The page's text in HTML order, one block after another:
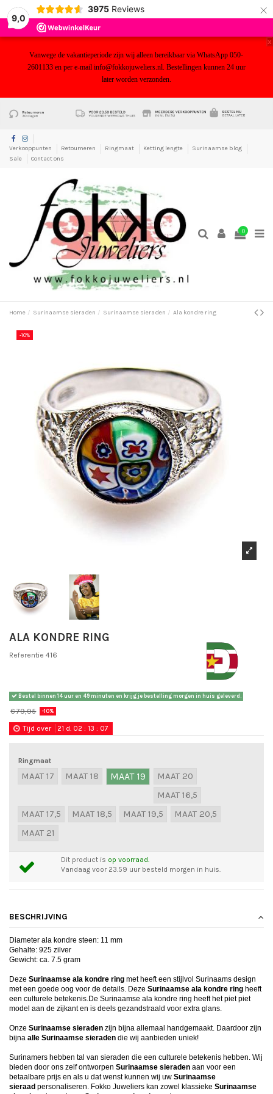
9,0
3975 Reviews ×
Vanwege de vakantieperiode zijn wij alleen bereikbaar via WhatsApp 050-
2601133 en per e-mail info@fokkojuweliers.nl. Bestellingen kunnen 24 uur
later worden verzonden.
x
Verkooppunten Retourneren Ringmaat Ketting lengte
Surinaamse blog
Sale
Contact ons
0
Home Surinaamse sieraden Surinaamse sieraden Ala kondre ring
-10%
ALA KONDRE RING
Referentie 416
Bestel binnen 14 uur en 49 minuten en krijg je bestelling morgen in huis geleverd.
€ 79,95 -10%
Tijd over 21 d. 02 :13 : 07
Ringmaat
MAAT 17 MAAT 18 MAAT 19
MAAT 20
MAAT 16,5
MAAT 17,5
MAAT 18,5 MAAT 19,5
MAAT 20,5
MAAT 21
Dit product is op voorraad.
Vandaag voor 23.59 uur besteld morgen in huis.
BESCHRIJVING
Diameter ala kondre steen: 11 mm
Gehalte: 925 zilver
Gewicht: ca. 7.5 gram
Deze Surinaamse ala kondre ring met heeft een stijlvol Surinaams design
met een goede oog voor de details. Deze Surinaamse ala kondre ring heeft
een culturele betekenis. De Surinaamse ala kondre ring heeft het piet piet
model aan de zijkant en is deels gezandstraald voor extra glans.
Onze Surinaamse sieraden zijn bijna allemaal handgemaakt. Daardoor zijn
bijna alle Surinaamse sieraden die wij aanbieden uniek!
Surinamers hebben tal van sieraden die een culturele betekenis hebben. Wij
bieden door ons zelf ontworpen Surinaamse sieraden aan voor een
betaalbare prijs en als u dat wenst kunnen wij uw Surinaamse
sieraad personaliseren. Fokko Juweliers kan zowel klassieke Surinaamse